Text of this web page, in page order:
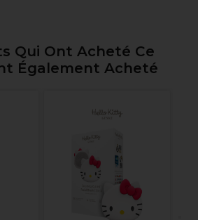
Qui Ont Acheté Ce
Également Acheté